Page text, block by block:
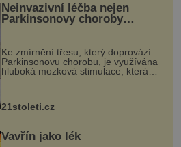
Neinvazivní léčba nejen
Parkinsonovy choroby
Ke zmírnění třesu, který doprovází
Parkinsonovu chorobu, je využívána
hluboká mozková stimulace, která
však vyžaduje vysoce invazivní
zákrok. Ultrazvuk zase není vhodný
k dostatečně přesnému zacílení ...
21stoleti.cz
Vavřín jako lék